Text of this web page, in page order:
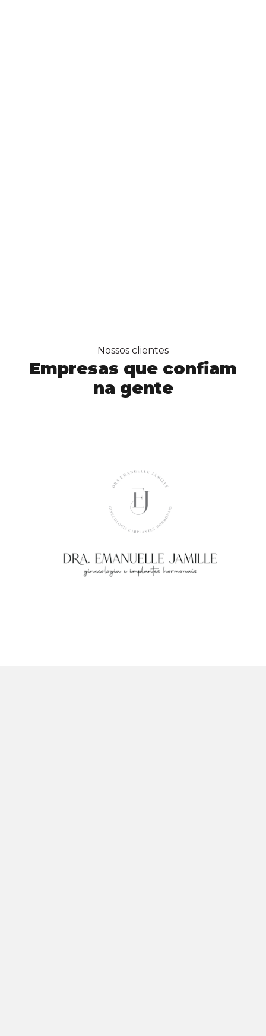
Nossos clientes
Empresas que confiam
na gente